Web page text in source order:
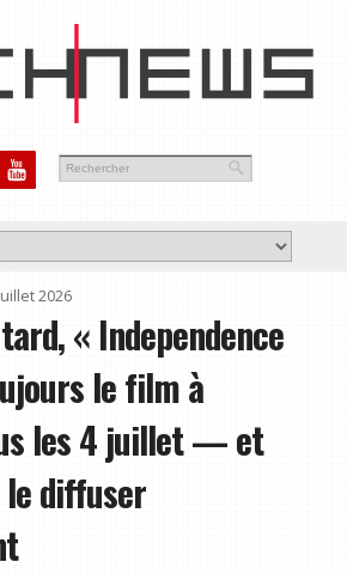
2026
« Independence
le film à
les 4 juillet — et
le diffuser